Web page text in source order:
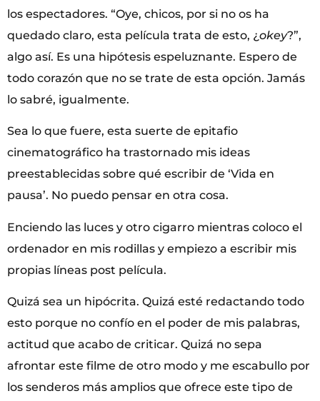
los espectadores. “Oye, chicos, por si no os ha
quedado claro, esta película trata de esto, ¿okey?”,
algo así. Es una hipótesis espeluznante. Espero de
todo corazón que no se trate de esta opción. Jamás
lo sabré, igualmente.
Sea lo que fuere, esta suerte de epitafio
cinematográfico ha trastornado mis ideas
preestablecidas sobre qué escribir de ‘Vida en
pausa’. No puedo pensar en otra cosa.
Enciendo las luces y otro cigarro mientras coloco el
ordenador en mis rodillas y empiezo a escribir mis
propias líneas post película.
Quizá sea un hipócrita. Quizá esté redactando todo
esto porque no confío en el poder de mis palabras,
actitud que acabo de criticar. Quizá no sepa
afrontar este filme de otro modo y me escabullo por
los senderos más amplios que ofrece este tipo de